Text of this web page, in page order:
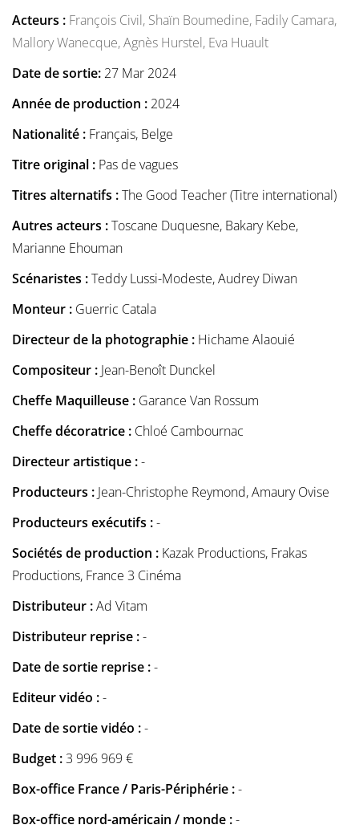
Acteurs : François Civil, Shaïn Boumedine, Fadily Camara,
Mallory Wanecque,Agnès Hurstel, Eva Huault
Date de sortie: 27 Mar 2024
Année de production : 2024
Nationalité : Français, Belge
Titre original : Pas de vagues
Titres alternatifs :The Good Teacher (Titre international)
Autres acteurs :Toscane Duquesne, Bakary Kebe,
Marianne Ehouman
Scénaristes :Teddy Lussi-Modeste, Audrey Diwan
Monteur : Guerric Catala
Directeur de la photographie : Hichame Alaouié
Compositeur : Jean-Benoît Dunckel
Cheffe Maquilleuse : Garance Van Rossum
Cheffe décoratrice : Chloé Cambournac
Directeur artistique :-
Producteurs : Jean-Christophe Reymond, Amaury Ovise
Producteurs exécutifs :-
Sociétés de production : Kazak Productions, Frakas
Productions, France 3 Cinéma
Distributeur :Ad Vitam
Distributeur reprise :-
Date de sortie reprise :-
Editeur vidéo :-
Date de sortie vidéo :-
Budget :3 996 969 €
Box-office France / Paris-Périphérie :-
Box-office nord-américain / monde :-